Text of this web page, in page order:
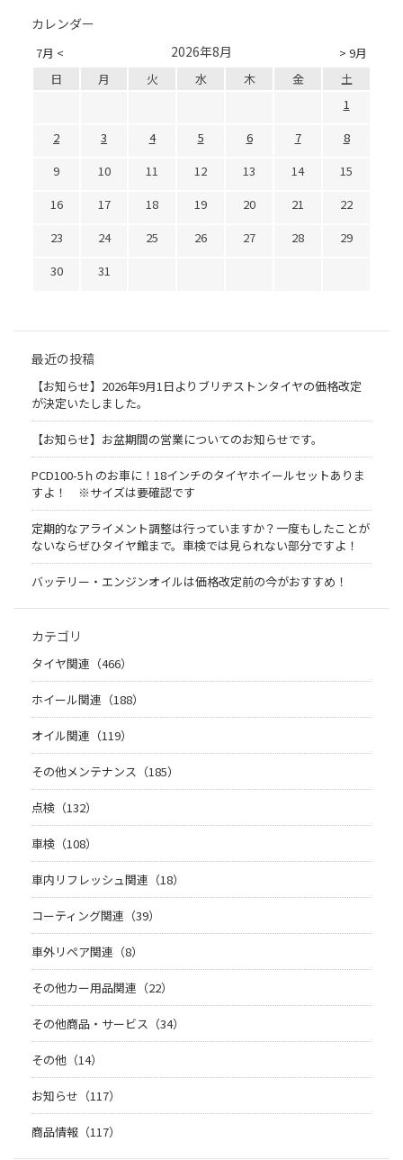
カレンダー
7月 < > 9月
2026年8月
日 月 火 水 木 金
土
1
2
3 4 5 6 7
8
9
10 11 12 13 14
15
16
17 18 19 20 21
22
23
24 25 26 27 28
29
30
31
最近の投稿
【お知らせ】2026年9月1日よりブリヂストンタイヤの価格改定
が決定いたしました。
【お知らせ】お盆期間の営業についてのお知らせです。
PCD100-5ｈのお車に！18インチのタイヤホイールセットありま
すよ！ ※サイズは要確認です
定期的なアライメント調整は行っていますか？一度もしたことが
ないならぜひタイヤ館まで。車検では見られない部分ですよ！
バッテリー・エンジンオイルは価格改定前の今がおすすめ！
カテゴリ
タイヤ関連（466）
ホイール関連（188）
オイル関連（119）
その他メンテナンス（185）
点検（132）
車検（108）
車内リフレッシュ関連（18）
コーティング関連（39）
車外リペア関連（8）
その他カー用品関連（22）
その他商品・サービス（34）
その他（14）
お知らせ（117）
商品情報（117）